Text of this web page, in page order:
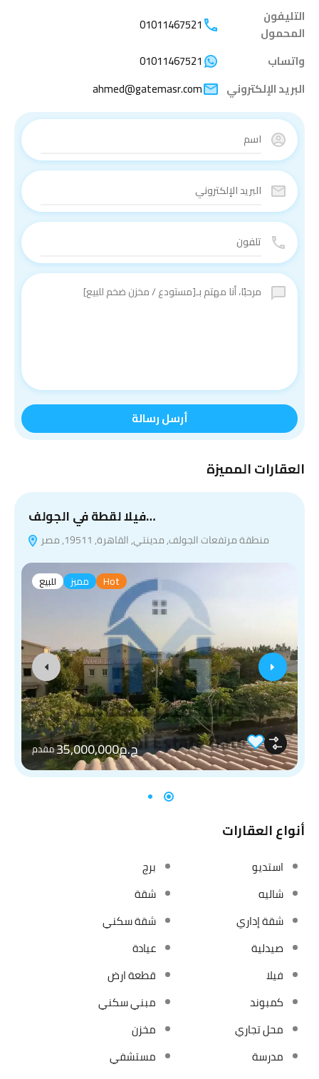
التليفون
المحمول
01011467521
واتساب
01011467521
البريد الإلكتروني
ahmed@gatemasr.com
أرسل رسالة
العقارات المميزة
فيلا لقطة في الجولف…
منطقة مرتفعات الجولف, مدينتي, القاهرة, 19511, مصر
للبيع مميز Hot
ج.م35,000,000 مقدم
أنواع العقارات
استديو
برج
شاليه
شقة
شقة إداري
شقة سكني
صيدلية
عيادة
فيلا
قطعة ارض
كمبوند
مبني سكني
محل تجاري
مخزن
مدرسة
مستشفي